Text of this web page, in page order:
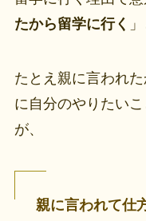
たから留学に行く
たとえ親に言われ
に自分のやりたい
が、
親に言われて仕